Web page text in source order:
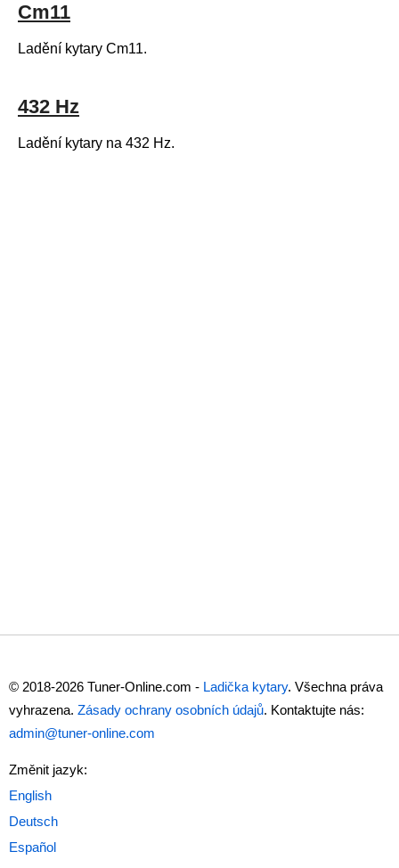
Cm11
Ladění kytary Cm11.
432 Hz
Ladění kytary na 432 Hz.
© 2018-2026 Tuner-Online.com - Ladička kytary. Všechna práva
vyhrazena. Zásady ochrany osobních údajů. Kontaktujte nás:
admin@tuner-online.com
Změnit jazyk: